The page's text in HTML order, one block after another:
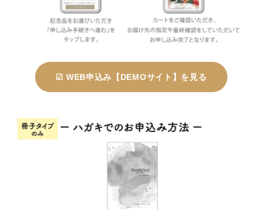
☑ WEB申込み【DEMOサイト】を見る